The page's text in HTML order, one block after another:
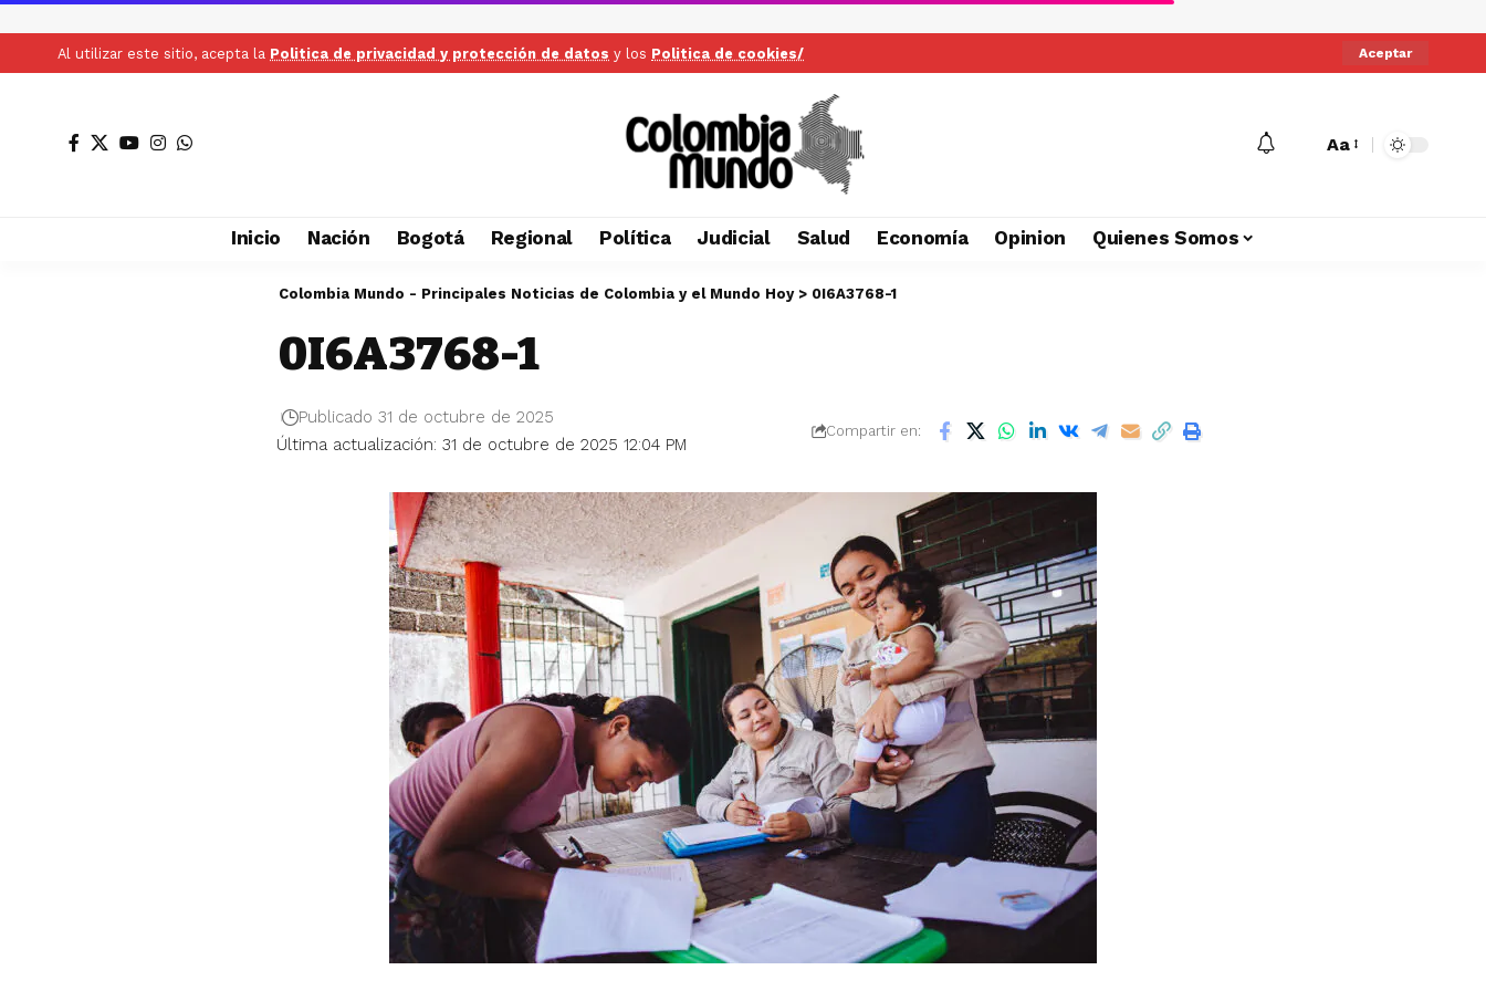
Al utilizar este sitio, acepta la Politica de privacidad y protección de datos y los Politica de cookies/ Aceptar
Aa
Inicio Nación Bogotá Regional Política Judicial Salud Economía Opinion Quienes Somos
Colombia Mundo - Principales Noticias de Colombia y el Mundo Hoy> 0I6A3768-1
0I6A3768-1
Última actualización: 31 de octubre de 2025 12:04 PM
Publicado 31 de octubre de 2025
Compartir en: